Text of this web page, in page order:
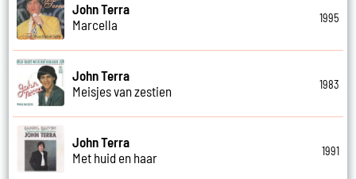
John Terra
Marcella
1995
John Terra
Meisjes van zestien
1983
John Terra
Met huid en haar
1991